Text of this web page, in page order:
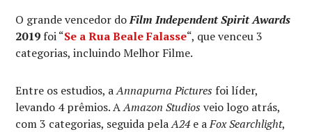
O grande vencedor doFilm Independent Spirit Awards
2019 foi “Se a Rua Beale Falasse“, que venceu 3
categorias, incluindo Melhor Filme.
Entre os estudios, aAnnapurna Pictures foi líder,
levando 4 prêmios. AAmazon Studios veio logo atrás,
com 3 categorias, seguida pelaA24e aFox Searchlight,